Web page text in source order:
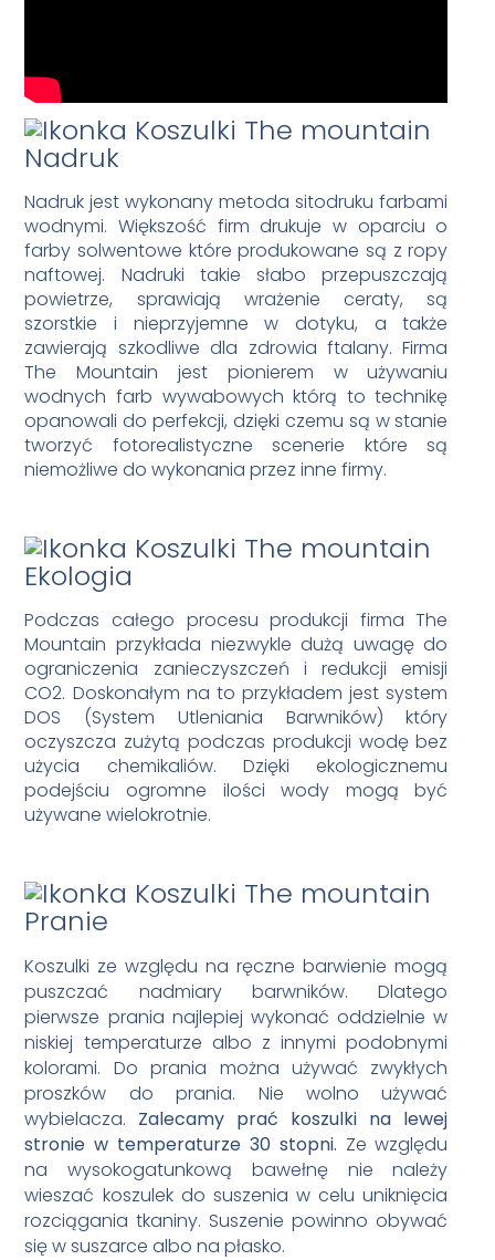
Nadruk
Nadruk jest wykonany metoda sitodruku farbami
wodnymi. Większość firm drukuje w oparciu o
farby solwentowe które produkowane są z ropy
naftowej. Nadruki takie słabo przepuszczają
powietrze, sprawiają wrażenie ceraty, są
szorstkie i nieprzyjemne w dotyku, a także
zawierają szkodliwe dla zdrowia ftalany. Firma
The Mountain jest pionierem w używaniu
wodnych farb wywabowych którą to technikę
opanowali do perfekcji, dzięki czemu są w stanie
tworzyć fotorealistyczne scenerie które są
niemożliwe do wykonania przez inne firmy.
Ekologia
Podczas całego procesu produkcji firma The
Mountain przykłada niezwykle dużą uwagę do
ograniczenia zanieczyszczeń i redukcji emisji
CO2. Doskonałym na to przykładem jest system
DOS (System Utleniania Barwników) który
oczyszcza zużytą podczas produkcji wodę bez
użycia chemikaliów. Dzięki ekologicznemu
podejściu ogromne ilości wody mogą być
używane wielokrotnie.
Pranie
Koszulki ze względu na ręczne barwienie mogą
puszczać nadmiary barwników. Dlatego
pierwsze prania najlepiej wykonać oddzielnie w
niskiej temperaturze albo z innymi podobnymi
kolorami. Do prania można używać zwykłych
proszków do prania. Nie wolno używać
wybielacza. Zalecamy prać koszulki na lewej
stronie w temperaturze 30 stopni. Ze względu
na wysokogatunkową bawełnę nie należy
wieszać koszulek do suszenia w celu uniknięcia
rozciągania tkaniny. Suszenie powinno obywać
się w suszarce albo na płasko.